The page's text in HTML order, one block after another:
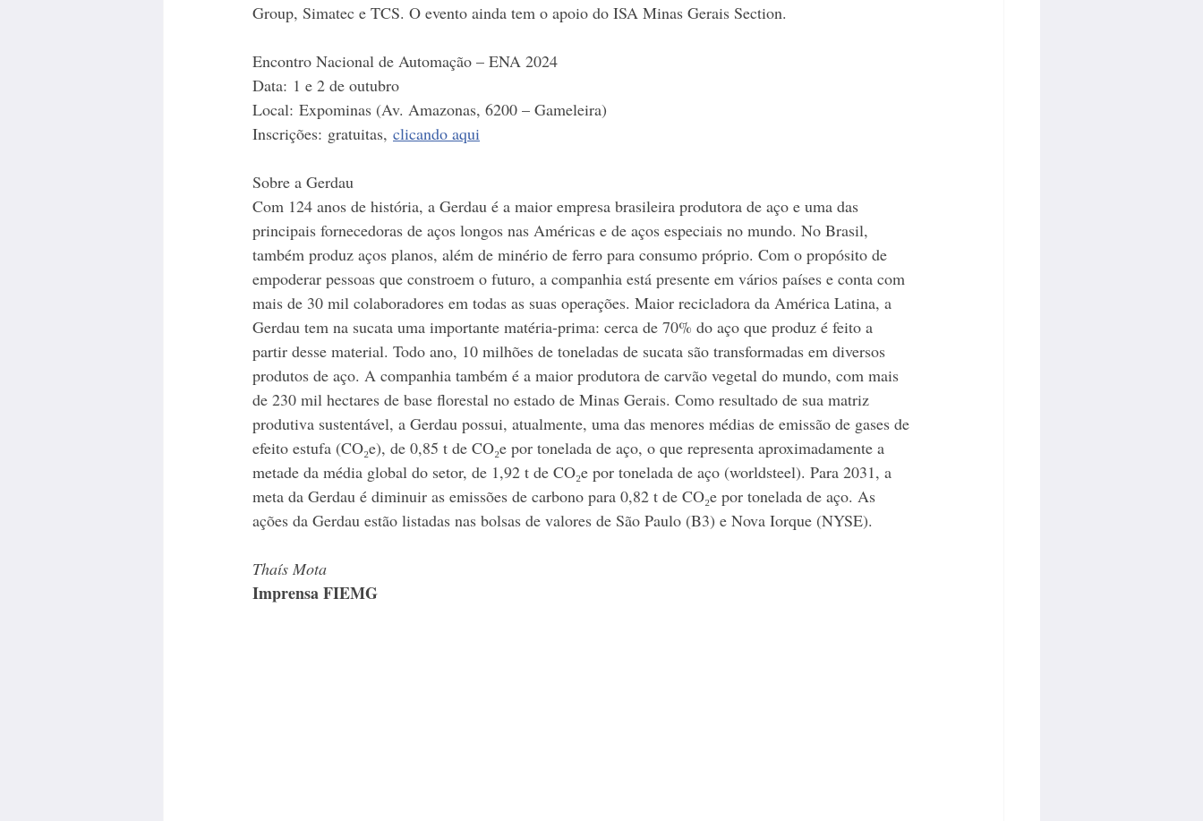
Group, Simatec e TCS. O evento ainda tem o apoio do ISA Minas Gerais Section.
Encontro Nacional de Automação – ENA 2024
Data: 1 e 2 de outubro
Local: Expominas (Av. Amazonas, 6200 – Gameleira)
Inscrições: gratuitas, clicando aqui
Sobre a Gerdau
Com 124 anos de história, a Gerdau é a maior empresa brasileira produtora de aço e uma das
principais fornecedoras de aços longos nas Américas e de aços especiais no mundo. No Brasil,
também produz aços planos, além de minério de ferro para consumo próprio. Com o propósito de
empoderar pessoas que constroem o futuro, a companhia está presente em vários países e conta com
mais de 30 mil colaboradores em todas as suas operações. Maior recicladora da América Latina, a
Gerdau tem na sucata uma importante matéria-prima: cerca de 70% do aço que produz é feito a
partir desse material. Todo ano, 10 milhões de toneladas de sucata são transformadas em diversos
produtos de aço. A companhia também é a maior produtora de carvão vegetal do mundo, com mais
de 230 mil hectares de base florestal no estado de Minas Gerais. Como resultado de sua matriz
produtiva sustentável, a Gerdau possui, atualmente, uma das menores médias de emissão de gases de
efeito estufa (CO₂e), de 0,85 t de CO₂e por tonelada de aço, o que representa aproximadamente a
metade da média global do setor, de 1,92 t de CO₂e por tonelada de aço (worldsteel). Para 2031, a
meta da Gerdau é diminuir as emissões de carbono para 0,82 t de CO₂e por tonelada de aço. As
ações da Gerdau estão listadas nas bolsas de valores de São Paulo (B3) e Nova Iorque (NYSE).
Thaís Mota
Imprensa FIEMG